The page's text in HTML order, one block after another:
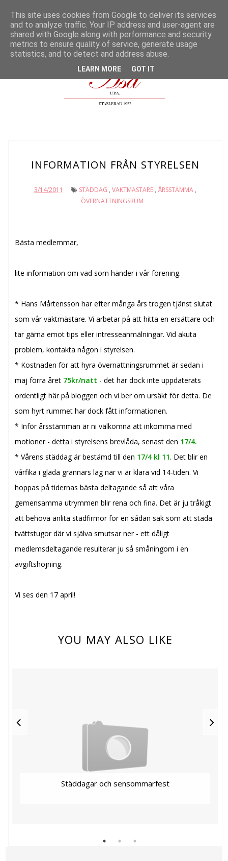
MENU
INFORMATION FRÅN STYRELSEN
3/14/2011 STÄDDAG , VAKTMÄSTARE , ÅRSSTÄMMA ,
ÖVERNATTNINGSRUM
Bästa medlemmar,
lite information om vad som händer i vår förening.
* Hans Mårtensson har efter många års trogen tjänst slutat
som vår vaktmästare. Vi arbetar på att hitta en ersättare och
tar gärna emot tips eller intresseanmälningar. Vid akuta
problem, kontakta någon i styrelsen.
* Kostnaden för att hyra övernattningsrummet är sedan i
maj förra året 75kr/natt - det har dock inte uppdaterats
ordentligt här på bloggen och vi ber om ursäkt för detta. De
som hyrt rummet har dock fått informationen.
* Inför årsstämman är ni välkomna att inkomma med
motioner - detta i styrelsens brevlåda, senast den 17/4.
* Vårens städdag är bestämd till den 17/4 kl 11. Det blir en
vårfika i glada grannars lag när vi är klara vid 14-tiden. Vi
hoppas på tidernas bästa deltagande så att våra
gemensamma utrymmen blir rena och fina. Det är ju tråkigt
att behöva anlita städfirmor för en sådan sak som att städa
tvättstugor där vi själva smutsar ner - ett dåligt
medlemsdeltagande resulterar ju så småningom i en
avgiftshöjning.
Vi ses den 17 april!
YOU MAY ALSO LIKE
Städdagar och sensommarfest
This site uses cookies from Google to deliver its services
and to analyze traffic. Your IP address and user-agent are
shared with Google along with performance and security
metrics to ensure quality of service, generate usage
statistics, and to detect and address abuse.
LEARN MORE GOT IT